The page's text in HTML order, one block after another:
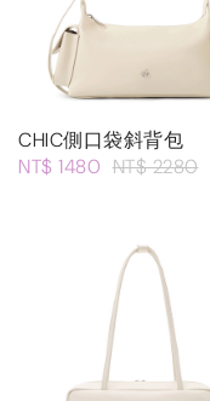
CHIC側口袋斜背包
NT$ 1480 NT$ 2280